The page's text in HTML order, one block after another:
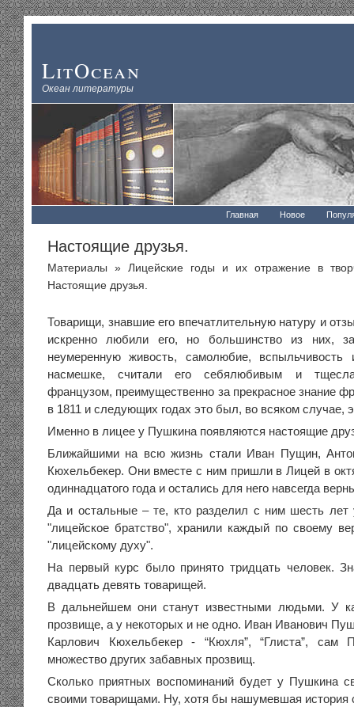
LitOcean
Океан литературы
Главная Новое
Настоящие друзья.
Материалы » Лицейские годы и их отражение в
Настоящие друзья.
Товарищи, знавшие его впечатлительную натуру и
искренно любили его, но большинство из них,
неумеренную живость, самолюбие, вспыльчивость
насмешке, считали его себялюбивым и
французом, преимущественно за прекрасное знание
в 1811 и следующих годах это был, во всяком случае,
Именно в лицее у Пушкина появляются настоящие
Ближайшими на всю жизнь стали Иван Пущин,
Кюхельбекер. Они вместе с ним пришли в Лицей в
одиннадцатого года и остались для него навсегда
Да и остальные – те, кто разделил с ним шесть
"лицейское братство", хранили каждый по своему
"лицейскому духу".
На первый курс было принято тридцать человек.
двадцать девять товарищей.
В дальнейшем они станут известными людьми. У
прозвище, а у некоторых и не одно. Иван Иванович
Карлович Кюхельбекер - “Кюхля”, “Глиста”, сам
множество других забавных прозвищ.
Сколько приятных воспоминаний будет у Пушкина
своими товарищами. Ну, хотя бы нашумевшая история